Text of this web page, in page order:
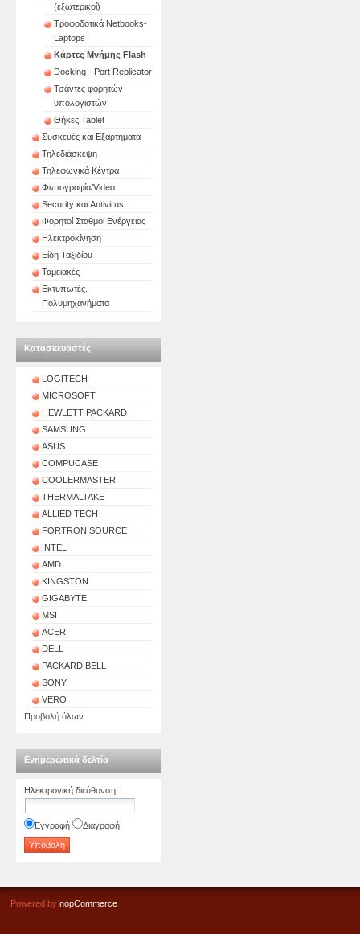
(εξωτερικοί)
Τροφοδοτικά Netbooks-
Laptops
Κάρτες Μνήμης Flash
Docking - Port Replicator
Τσάντες φορητών
υπολογιστών
Θήκες Tablet
Συσκευές και Εξαρτήματα
Τηλεδιάσκεψη
Τηλεφωνικά Κέντρα
Φωτογραφία/Video
Security και Antivirus
Φορητοί Σταθμοί Ενέργειας
Ηλεκτροκίνηση
Είδη Ταξιδίου
Ταμειακές
Εκτυπωτές.
Πολυμηχανήματα
Κατασκευαστές
LOGITECH
MICROSOFT
HEWLETT PACKARD
SAMSUNG
ASUS
COMPUCASE
COOLERMASTER
THERMALTAKE
ALLIED TECH
FORTRON SOURCE
INTEL
AMD
KINGSTON
GIGABYTE
MSI
ACER
DELL
PACKARD BELL
SONY
VERO
Προβολή όλων
Ενημερωτικά δελτία
Ηλεκτρονική διεύθυνση:
Εγγραφή Διαγραφή
Powered by nopCommerce